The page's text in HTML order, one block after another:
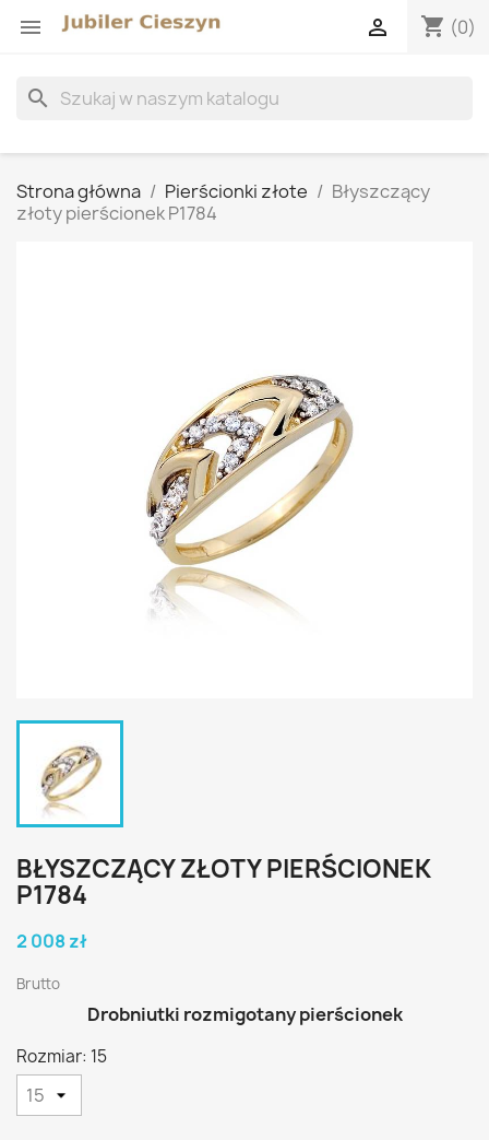
 shopping_cart (0)

search
Strona główna Pierścionki złote
Błyszczący
złoty pierścionek P1784
BŁYSZCZĄCY ZŁOTY PIERŚCIONEK
P1784
2 008 zł
Brutto
Drobniutki rozmigotany pierścionek
Rozmiar: 15